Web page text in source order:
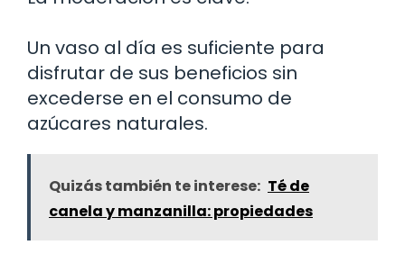
Un vaso al día es suficiente para
disfrutar de sus beneficios sin
excederse en el consumo de
azúcares naturales.
Quizás también te interese: Té de
canela y manzanilla: propiedades